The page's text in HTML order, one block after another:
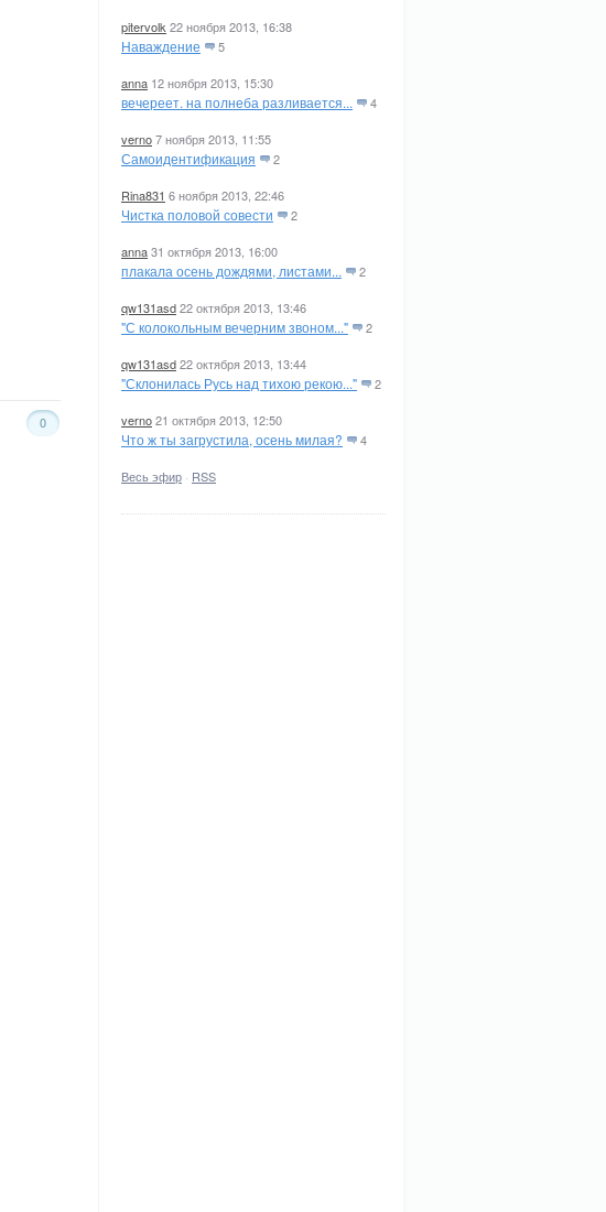
pitervolk 22 ноября 2013, 16:38
Наваждение 5
anna 12 ноября 2013, 15:30
вечереет. на полнеба разливается... 4
verno7 ноября 2013, 11:55
Самоидентификация 2
Rina831 6 ноября 2013, 22:46
Чистка половой совести 2
anna31 октября 2013, 16:00
плакала осень дождями, листами... 2
qw131asd22 октября 2013, 13:46
"С колокольным вечерним звоном..." 2
qw131asd22 октября 2013, 13:44
"Склонилась Русь над тихою рекою..." 2
verno21 октября 2013, 12:50
Что ж ты загрустила, осень милая? 4
Весь эфир · RSS
0